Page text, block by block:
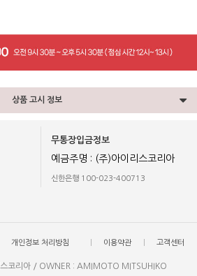
상품 고시 정보
무통장입금정보
예금주명 : (주)아이리스코리아
신한은행 100-023-400713
개인정보 처리방침 이용약관 고객센터
코리아 / OWNER : AMIMOTO MITSUHIKO